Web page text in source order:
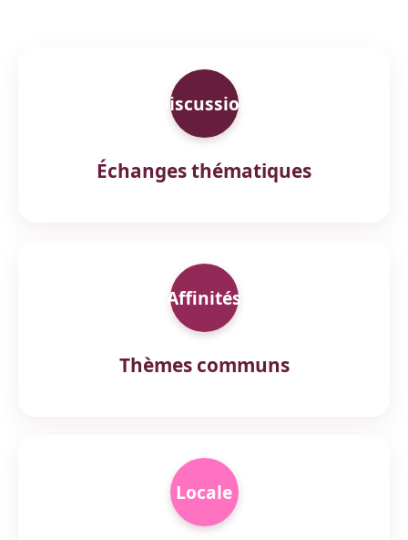
Discussion
Échanges thématiques
Affinités
Thèmes communs
Locale